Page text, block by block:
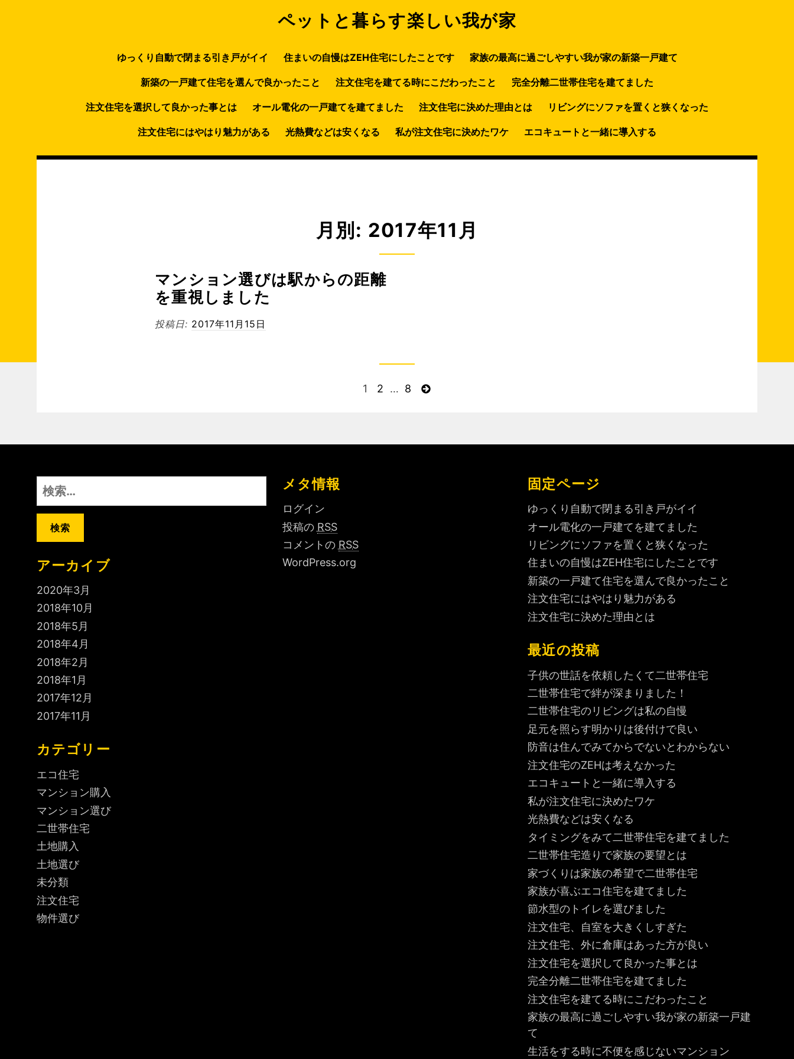
ペットと暮らす楽しい我が家
ゆっくり自動で閉まる引き戸がイイ 住まいの自慢はZEH住宅にしたことです 家族の最高に過ごしやすい我が家の新築一戸建て
新築の一戸建て住宅を選んで良かったこと 注文住宅を建てる時にこだわったこと 完全分離二世帯住宅を建てました
注文住宅を選択して良かった事とは オール電化の一戸建てを建てました 注文住宅に決めた理由とは リビングにソファを置くと狭くなった
注文住宅にはやはり魅力がある 光熱費などは安くなる 私が注文住宅に決めたワケ エコキュートと一緒に導入する
月別: 2017年11月
マンション選びは駅からの距離
を重視しました
投稿日: 2017年11月15日
ビ
シ
ペ
1
ペ
2 … ペ
8
次
検
索
:
アーカイブ
2020年3月
2018年10月
2018年5月
2018年4月
2018年2月
2018年1月
2017年12月
2017年11月
カテゴリー
エコ住宅
マンション購入
マンション選び
二世帯住宅
土地購入
土地選び
未分類
注文住宅
物件選び
メタ情報
ログイン
投稿の RSS
コメントの RSS
WordPress.org
固定ページ
ゆっくり自動で閉まる引き戸がイイ
オール電化の一戸建てを建てました
リビングにソファを置くと狭くなった
住まいの自慢はZEH住宅にしたことです
新築の一戸建て住宅を選んで良かったこと
注文住宅にはやはり魅力がある
注文住宅に決めた理由とは
最近の投稿
子供の世話を依頼したくて二世帯住宅
二世帯住宅で絆が深まりました！
二世帯住宅のリビングは私の自慢
足元を照らす明かりは後付けで良い
防音は住んでみてからでないとわからない
注文住宅のZEHは考えなかった
エコキュートと一緒に導入する
私が注文住宅に決めたワケ
光熱費などは安くなる
タイミングをみて二世帯住宅を建てました
二世帯住宅造りで家族の要望とは
家づくりは家族の希望で二世帯住宅
家族が喜ぶエコ住宅を建てました
節水型のトイレを選びました
注文住宅、自室を大きくしすぎた
注文住宅、外に倉庫はあった方が良い
注文住宅を選択して良かった事とは
完全分離二世帯住宅を建てました
注文住宅を建てる時にこだわったこと
家族の最高に過ごしやすい我が家の新築一戸建
て
生活をする時に不便を感じないマンション